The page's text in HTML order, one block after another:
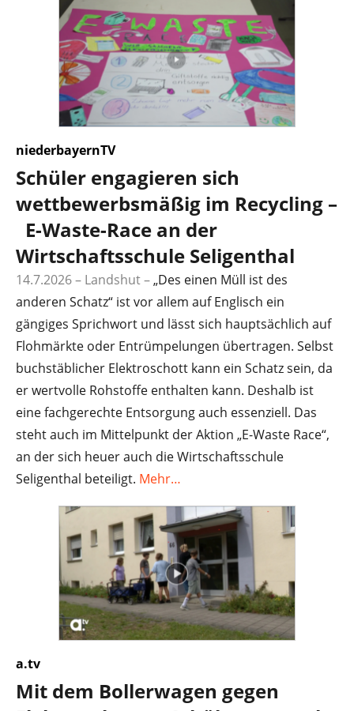
niederbayernTV
Schüler engagieren sich
wettbewerbsmäßig im Recycling –
E-Waste-Race an der
Wirtschaftsschule Seligenthal
14.7.2026 – Landshut –„Des einen Müll ist des
anderen Schatz“ ist vor allem auf Englisch ein
gängiges Sprichwort und lässt sich hauptsächlich auf
Flohmärkte oder Entrümpelungen übertragen. Selbst
buchstäblicher Elektroschott kann ein Schatz sein, da
er wertvolle Rohstoffe enthalten kann. Deshalb ist
eine fachgerechte Entsorgung auch essenziell. Das
steht auch im Mittelpunkt der Aktion „E-Waste Race“,
an der sich heuer auch die Wirtschaftsschule
Seligenthal beteiligt. Mehr…
a.tv
Mit dem Bollerwagen gegen